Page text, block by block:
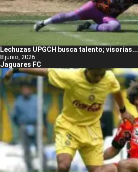
Lechuzas UPGCH busca talento; visorías...
8 junio, 2026
Jaguares FC